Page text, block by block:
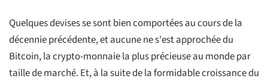
Quelques devises se sont bien comportées au cours de la
décennie précédente, et aucune ne s'est approchée du
Bitcoin, la crypto-monnaie la plus précieuse au monde par
taille de marché. Et, à la suite de la formidable croissance du